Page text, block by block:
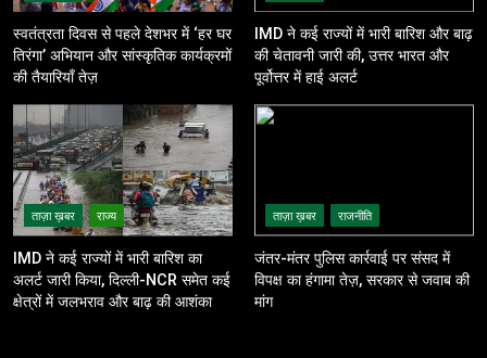
स्वतंत्रता दिवस से पहले देशभर में ‘हर घर
तिरंगा’ अभियान और सांस्कृतिक कार्यक्रमों
की तैयारियाँ तेज़
IMD ने कई राज्यों में भारी बारिश और बाढ़
की चेतावनी जारी की, उत्तर भारत और
पूर्वोत्तर में हाई अलर्ट
ताज़ा ख़बर राज्य
IMD ने कई राज्यों में भारी बारिश का
अलर्ट जारी किया, दिल्ली-NCR समेत कई
क्षेत्रों में जलभराव और बाढ़ की आशंका
ताज़ा ख़बर राजनीति
जंतर-मंतर पुलिस कार्रवाई पर संसद में
विपक्ष का हंगामा तेज़, सरकार से जवाब की
मांग